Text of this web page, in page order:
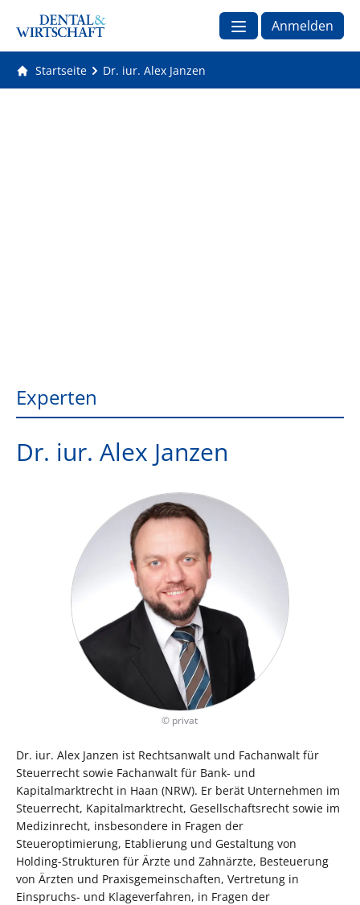
Anmelden
Startseite Dr. iur. Alex Janzen
Experten
Dr. iur. Alex Janzen
© privat
Dr. iur. Alex Janzen ist Rechtsanwalt und Fachanwalt für
Steuerrecht sowie Fachanwalt für Bank- und
Kapitalmarktrecht in Haan (NRW). Er berät Unternehmen im
Steuerrecht, Kapitalmarktrecht, Gesellschaftsrecht sowie im
Medizinrecht, insbesondere in Fragen der
Steueroptimierung, Etablierung und Gestaltung von
Holding-Strukturen für Ärzte und Zahnärzte, Besteuerung
von Ärzten und Praxisgemeinschaften, Vertretung in
Einspruchs- und Klageverfahren, in Fragen der